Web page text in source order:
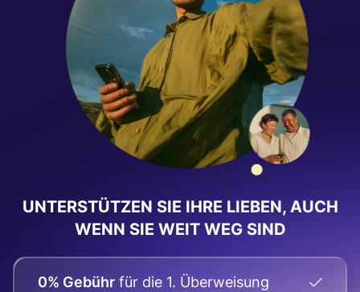
UNTERSTÜTZEN SIE IHRE LIEBEN, AUCH
WENN SIE WEIT WEG SIND
0% Gebühr für die 1. Überweisung